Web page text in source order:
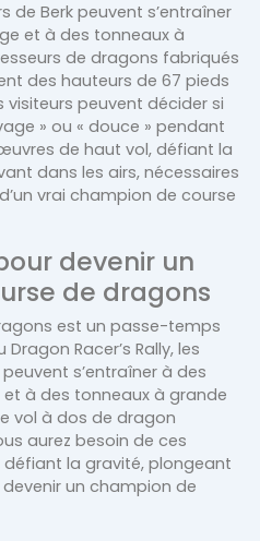
de Berk peuvent s’entraîner
et à des tonneaux à
de dragons fabriqués
des hauteurs de 67 pieds
visiteurs peuvent décider si
» ou « douce » pendant
de haut vol, défiant la
dans les airs, nécessaires
vrai champion de course
devenir un
de dragons
est un passe-temps
Dragon Racer’s Rally, les
s’entraîner à des
à des tonneaux à grande
vol à dos de dragon
aurez besoin de ces
la gravité, plongeant
un champion de